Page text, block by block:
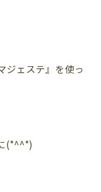
ジェステ』を使っ
(*^^*)